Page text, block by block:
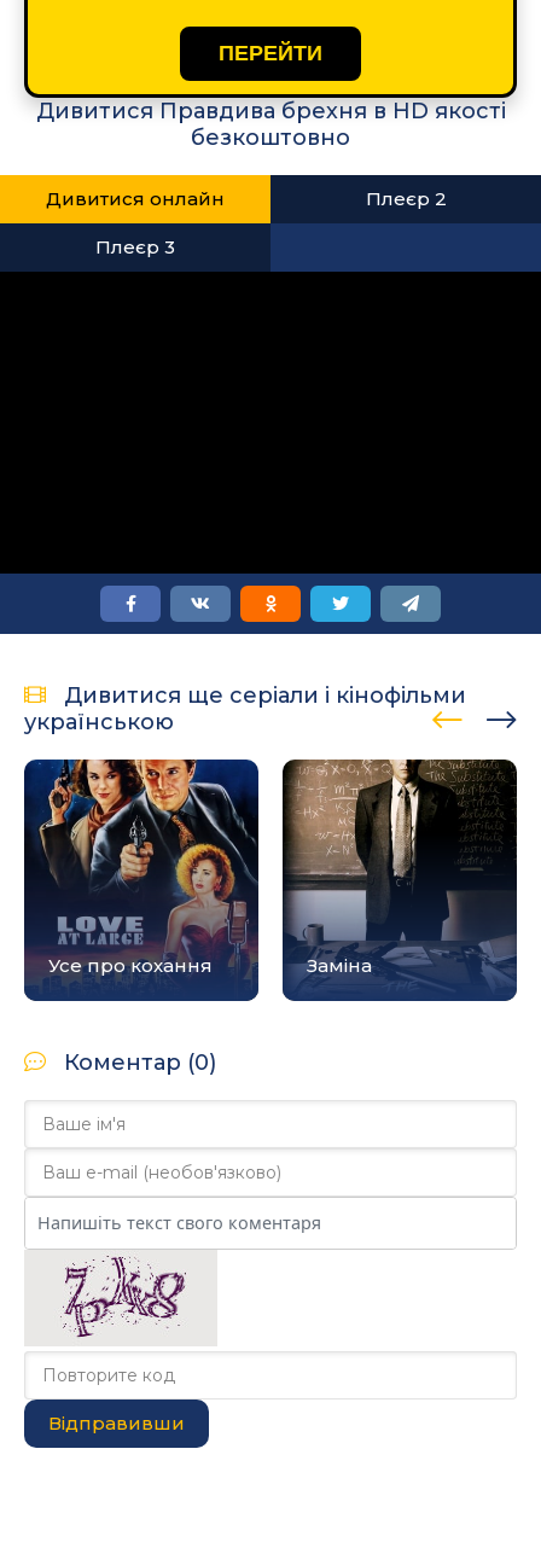
ПЕРЕЙТИ
Дивитися Правдива брехня в HD якості
безкоштовно
Дивитися онлайн Плеєр 2
Плеєр 3
Дивитися ще серіали і кінофільми
українською
Усе про кохання Заміна
Коментар (0)
Відправивши